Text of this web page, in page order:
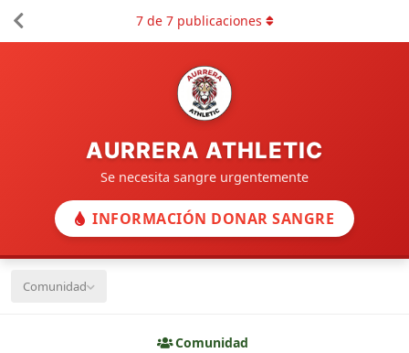
AURRERA ATHLETIC
Se necesita sangre urgentemente
INFORMACIÓN DONAR SANGRE
Comunidad
Comunidad
7de 7publicaciones